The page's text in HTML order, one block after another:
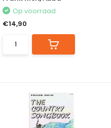
Op voorraad
€14,90